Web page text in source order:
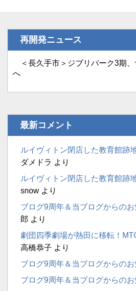
再開発ニュース
＜長久手市＞ジブリパーク3期
へ
最新コメント
ルイヴィトン閉店した教育館跡
ダメドラ より
ルイヴィトン閉店した教育館跡
snow より
ブログ9周年＆当ブログからの
郎 より
劇団四季劇場が熱田に移転！
高橋恭子 より
ブログ9周年＆当ブログからの
ブログ9周年＆当ブログからの